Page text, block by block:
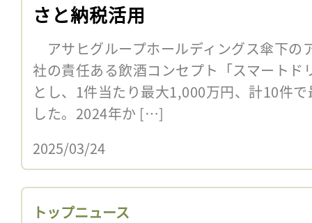
さと納税活用
アサヒグループホールディングス傘下の
社の責任ある飲酒コンセプト「スマートド
とし、1件当たり最大1,000万円、計10件
した。2024年か […]
2025/03/24
トップニュース